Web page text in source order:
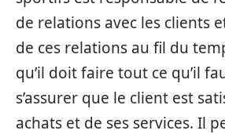
de relations avec les clients
de ces relations au fil du
qu’il doit faire tout ce qu’il
s’assurer que le client est
achats et de ses services. Il